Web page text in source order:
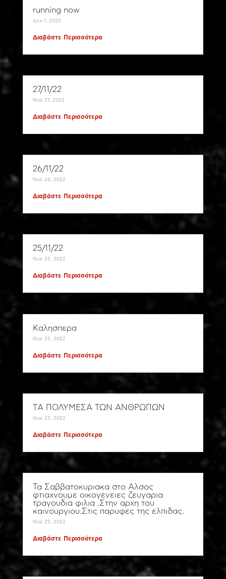
running now
Δεκ 1, 2022
Διαβάστε Περισσότερα
27/11/22
Νοέ 27, 2022
Διαβάστε Περισσότερα
26/11/22
Νοέ 26, 2022
Διαβάστε Περισσότερα
25/11/22
Νοέ 25, 2022
Διαβάστε Περισσότερα
Καλησπερα
Νοέ 25, 2022
Διαβάστε Περισσότερα
ΤΑ ΠΟΛΥΜΕΣΑ ΤΩΝ ΑΝΘΡΩΠΩΝ
Νοέ 25, 2022
Διαβάστε Περισσότερα
Τα Σαββατοκυριακα στο Αλσος
φτιαχνουμε οικογενειες ζευγαρια
τραγουδια φιλια .Στην αρχη του
καινουργιου.Στις παρυφες της ελπιδας.
Νοέ 25, 2022
Διαβάστε Περισσότερα